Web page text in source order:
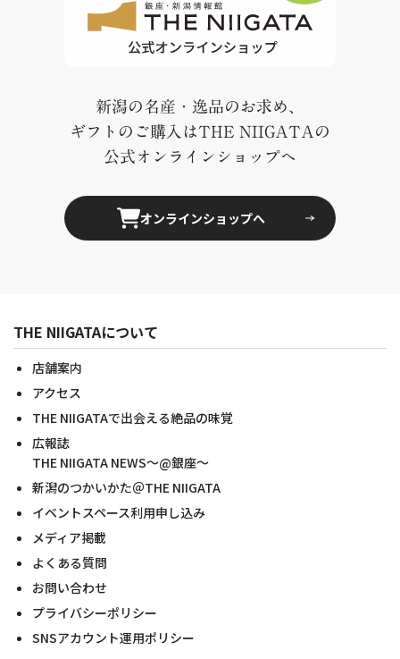
新潟の名産・逸品のお求め、
ギフトのご購入はTHE NIIGATAの
公式オンラインショップへ
オンラインショップへ
THE NIIGATAについて
店舗案内
アクセス
THE NIIGATAで出会える絶品の味覚
広報誌
THE NIIGATA NEWS～@銀座～
新潟のつかいかた＠THE NIIGATA
イベントスペース利用申し込み
メディア掲載
よくある質問
お問い合わせ
プライバシーポリシー
SNSアカウント運用ポリシー